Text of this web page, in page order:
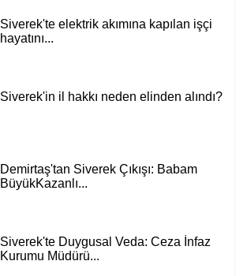
Siverek'te elektrik akımına kapılan işçi
hayatını...
Siverek'in il hakkı neden elinden alındı?
Demirtaş'tan Siverek Çıkışı: Babam
BüyükKazanlı...
Siverek'te Duygusal Veda: Ceza İnfaz
Kurumu Müdürü...